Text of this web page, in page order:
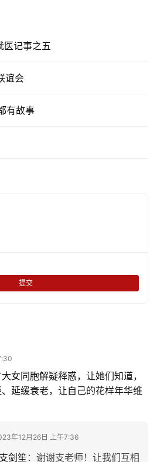
记事之五
谊会
有故事
提交
女同胞解疑释惑，让她们知道，
延缓衰老，让自己的花样年华维
年12月26日 上午7:36
剑笙 ： 谢谢支老师！让我们互相